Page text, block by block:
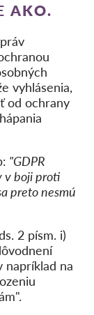
AKO.
vyhlásenia,
od ochrany
"GDPR
v boji proti
preto nesmú
2 písm. i)
napríklad na